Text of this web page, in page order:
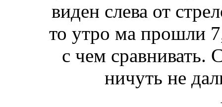
виден слева от
то утро ма прошли
с чем сравнивать.
ничуть не